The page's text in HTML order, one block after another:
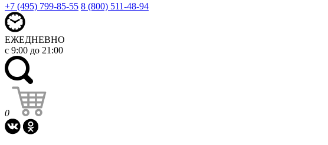
+7 (495) 799-85-55 8 (800) 511-48-94
ЕЖЕДНЕВНО
с 9:00 до 21:00
0